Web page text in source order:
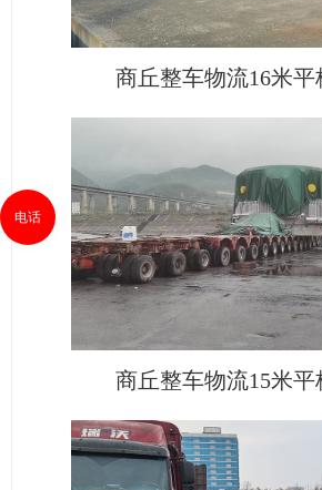
商丘整车物流16米平
商丘整车物流15米平
电话